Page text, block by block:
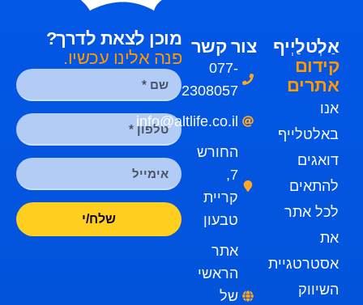
אַלְטלַיְיף
קידום
אתרים
אנו
באלטלייף
דואגים
להתאים
לכל אתר
את
אסטרטגיית
השיווק
צור קשר
077-
2308057
info@altlife.co.il
החורש
7,
קריית
טבעון
אתר
הראשי
של
מוכן לצאת לדרך?
פנה אלינו עכשיו.
שלח/י